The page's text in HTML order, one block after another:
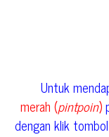
Untuk
merah (pintpoin)
dengan klik tombol